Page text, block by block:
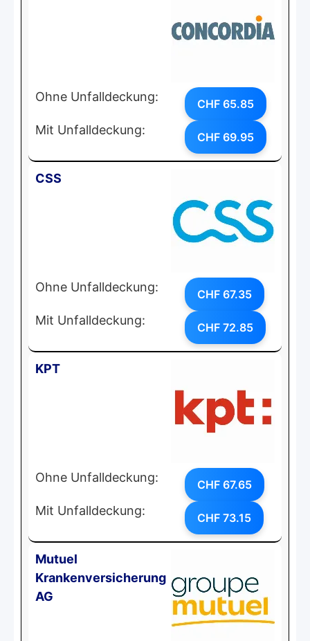
Ohne Unfalldeckung: CHF 65.85
Mit Unfalldeckung: CHF 69.95
CSS
Ohne Unfalldeckung: CHF 67.35
Mit Unfalldeckung: CHF 72.85
KPT
Ohne Unfalldeckung: CHF 67.65
Mit Unfalldeckung: CHF 73.15
Mutuel
Krankenversicherung
AG